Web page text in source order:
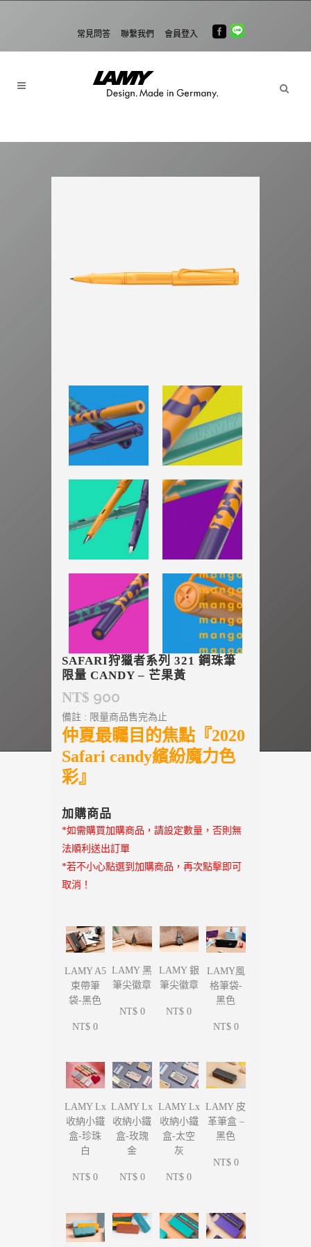
常見問答 聯繫我們 會員登入
SAFARI狩獵者系列 321 鋼珠筆
限量 CANDY – 芒果黃
NT$ 900
備註 : 限量商品售完為止
仲夏最矚目的焦點『2020
Safari candy繽紛魔力色
彩』
加購商品
*如需購買加購商品，請設定數量，否則無
法順利送出訂單
*若不小心點選到加購商品，再次點擊即可
取消！
LAMY A5
束帶筆
袋-黑色
NT$ 0
LAMY 黑
筆尖徽章
NT$ 0
LAMY 銀
筆尖徽章
NT$ 0
LAMY風
格筆袋-
黑色
NT$ 0
LAMY Lx
收納小鐵
盒-珍珠
白
NT$ 0
LAMY Lx
收納小鐵
盒-玫瑰
金
NT$ 0
LAMY Lx
收納小鐵
盒-太空
灰
NT$ 0
LAMY 皮
革筆盒 –
黑色
NT$ 0